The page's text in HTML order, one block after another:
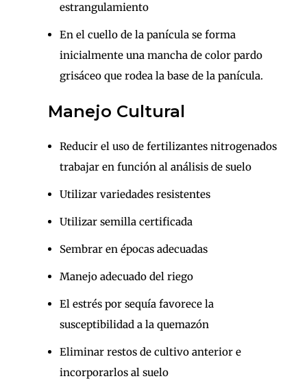
estrangulamiento
En el cuello de la panícula se forma
inicialmente una mancha de color pardo
grisáceo que rodea la base de la panícula.
Manejo Cultural
Reducir el uso de fertilizantes nitrogenados
trabajar en función al análisis de suelo
Utilizar variedades resistentes
Utilizar semilla certificada
Sembrar en épocas adecuadas
Manejo adecuado del riego
El estrés por sequía favorece la
susceptibilidad a la quemazón
Eliminar restos de cultivo anterior e
incorporarlos al suelo